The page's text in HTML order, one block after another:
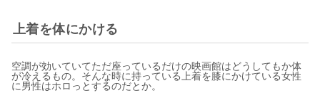
上着を体にかける
空調が効いていてただ座っているだけの映画館はどうしてもか体
が冷えるもの。そんな時に持っている上着を膝にかけている女性
に男性はホロっとするのだとか。